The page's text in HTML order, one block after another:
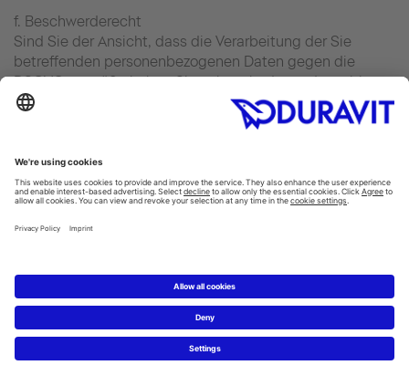
f. Beschwerderecht
Sind Sie der Ansicht, dass die Verarbeitung der Sie
betreffenden personenbezogenen Daten gegen die
DSGVO verstößt, haben Sie unbeschadet anderweitiger
Rechtsbehelfe das Recht auf Beschwerde bei einer
10. Änderung der Datenschutzerklärung
Wir behalten uns vor, diese Datenschutzerklärung bei
einer etwaigen Änderung der Rechtslage, des Dienstes
jedoch nur im Hinblick auf Erklärungen zur
erforderlich sind oder Bestandteile der
Datenschutzerklärung Regelungen des
Vertragsverhältnisses mit den Nutzern enthalten,
erfolgen die Änderungen nur mit Zustimmung der Nutzer.
Nutzer können sich über etwaige Änderungen regelmäßig